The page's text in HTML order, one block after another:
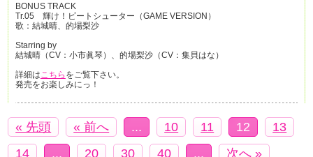
BONUS TRACK
Tr.05 輝け！ビートシューター（GAME VERSION）
歌：結城晴、的場梨沙
Starring by
結城晴（CV：小市眞琴）、的場梨沙（CV：集貝はな）
詳細は こちら をご覧下さい。
発売をお楽しみにっ！
« 先頭 « 前へ ... 10 11 12
13
14
... 20 30 40 ... 次へ »